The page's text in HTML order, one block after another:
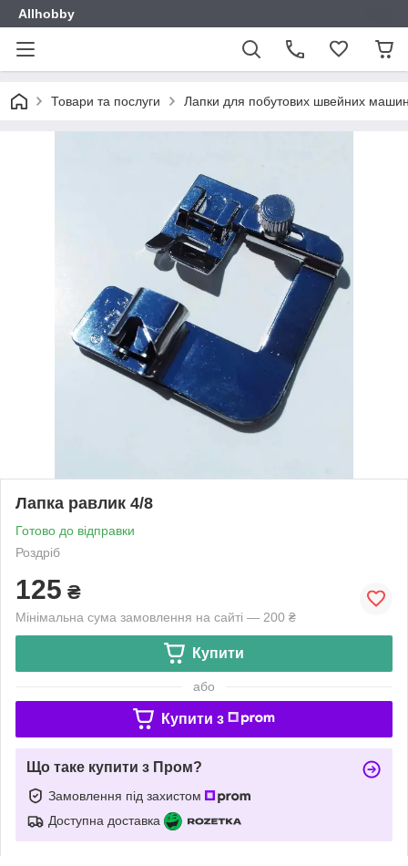
Allhobby
Товари та послуги Лапки для побутових швейних
Лапка равлик 4/8
Готово до відправки
Роздріб
125 ₴
Мінімальна сума замовлення на сайті — 200 ₴
Купити
або
Купити з
Що таке купити з Пром?
Замовлення під захистом
Доступна доставка